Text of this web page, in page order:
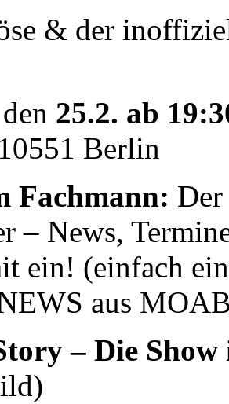
& der
25.2. ab
Berlin
Fachmann:
– News,
ein! (einfach
aus
– Die Show